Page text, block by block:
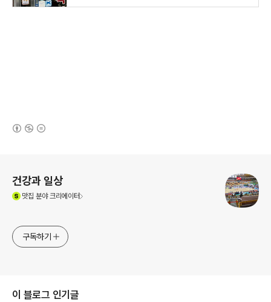
건강과 일상
맛집 분야 크리에이터
구독하기
이 블로그 인기글